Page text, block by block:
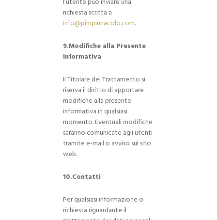
l’utente può inviare una
richiesta scritta a
info@pimpinnacolo.com.
9.Modifiche alla Presente
Informativa
Il Titolare del Trattamento si
riserva il diritto di apportare
modifiche alla presente
informativa in qualsiasi
momento. Eventuali modifiche
saranno comunicate agli utenti
tramite e-mail o avviso sul sito
web.
10.Contatti
Per qualsiasi informazione o
richiesta riguardante il